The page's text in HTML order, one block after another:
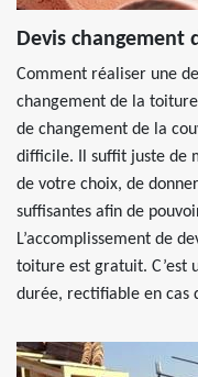
Devis changement
Comment réaliser une
changement de la
de changement de la
difficile. Il suffit juste de
de votre choix, de
suffisantes afin de
L’accomplissement de
toiture est gratuit. C’est
durée, rectifiable en cas